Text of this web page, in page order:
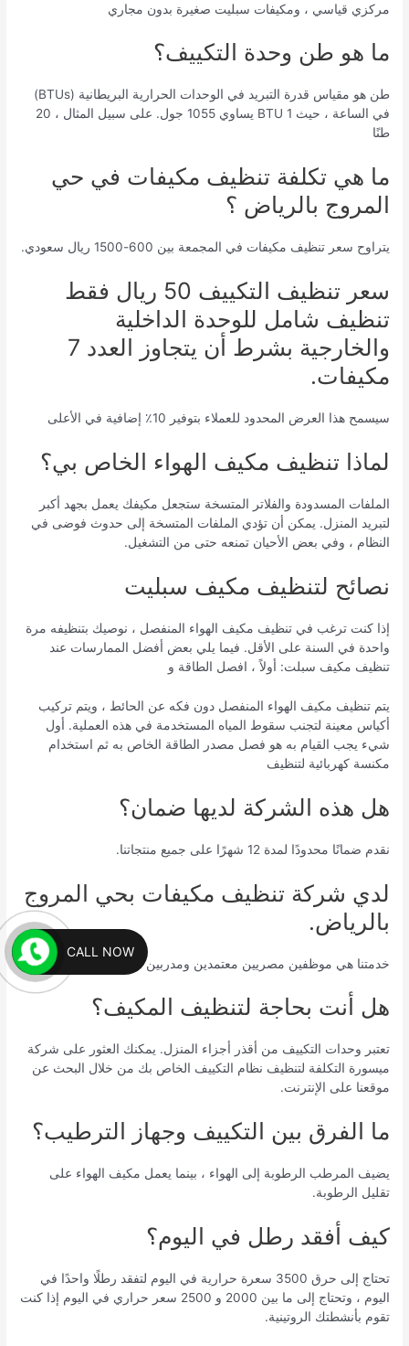
مركزي قياسي ، ومكيفات سبليت صغيرة بدون مجاري
ما هو طن وحدة التكييف؟
طن هو مقياس قدرة التبريد في الوحدات الحرارية البريطانية (BTUs)
في الساعة ، حيث 1 BTU يساوي 1055 جول. على سبيل المثال ، 20
طنًا
ما هي تكلفة تنظيف مكيفات في حي
المروج بالرياض ؟
يتراوح سعر تنظيف مكيفات في المجمعة بين 600-1500 ريال سعودي.
سعر تنظيف التكييف 50 ريال فقط
تنظيف شامل للوحدة الداخلية
والخارجية بشرط أن يتجاوز العدد 7
مكيفات.
سيسمح هذا العرض المحدود للعملاء بتوفير 10٪ إضافية في الأعلى
لماذا تنظيف مكيف الهواء الخاص بي؟
الملفات المسدودة والفلاتر المتسخة ستجعل مكيفك يعمل بجهد أكبر
لتبريد المنزل. يمكن أن تؤدي الملفات المتسخة إلى حدوث فوضى في
النظام ، وفي بعض الأحيان تمنعه حتى من التشغيل.
نصائح لتنظيف مكيف سبليت
إذا كنت ترغب في تنظيف مكيف الهواء المنفصل ، نوصيك بتنظيفه مرة
واحدة في السنة على الأقل. فيما يلي بعض أفضل الممارسات عند
تنظيف مكيف سبلت: أولاً ، افصل الطاقة و
يتم تنظيف مكيف الهواء المنفصل دون فكه عن الحائط ، ويتم تركيب
أكياس معينة لتجنب سقوط المياه المستخدمة في هذه العملية. أول
شيء يجب القيام به هو فصل مصدر الطاقة الخاص به ثم استخدام
مكنسة كهربائية لتنظيف
هل هذه الشركة لديها ضمان؟
نقدم ضمانًا محدودًا لمدة 12 شهرًا على جميع منتجاتنا.
لدي شركة تنظيف مكيفات بحي المروج
بالرياض.
خدمتنا هي موظفين مصريين معتمدين ومدربين تدريباً جيداً.
هل أنت بحاجة لتنظيف المكيف؟
تعتبر وحدات التكييف من أقذر أجزاء المنزل. يمكنك العثور على شركة
ميسورة التكلفة لتنظيف نظام التكييف الخاص بك من خلال البحث عن
موقعنا على الإنترنت.
ما الفرق بين التكييف وجهاز الترطيب؟
يضيف المرطب الرطوبة إلى الهواء ، بينما يعمل مكيف الهواء على
تقليل الرطوبة.
كيف أفقد رطل في اليوم؟
تحتاج إلى حرق 3500 سعرة حرارية في اليوم لتفقد رطلًا واحدًا في
اليوم ، وتحتاج إلى ما بين 2000 و 2500 سعر حراري في اليوم إذا كنت
تقوم بأنشطتك الروتينية.
CALL NOW